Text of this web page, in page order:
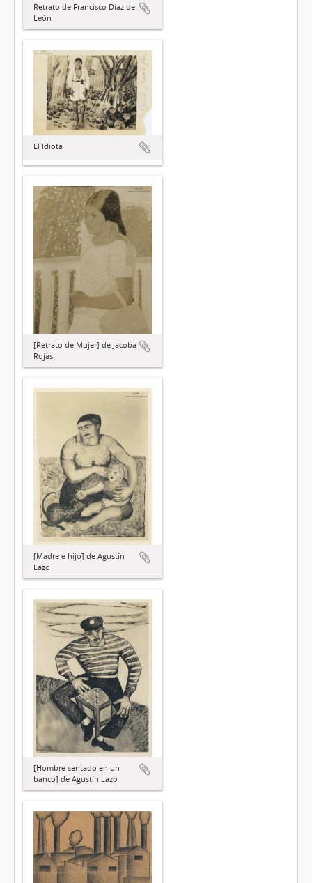
Retrato de Francisco Díaz de
León
El Idiota
[Retrato de Mujer] de Jacoba
Rojas
[Madre e hijo] de Agustín
Lazo
[Hombre sentado en un
banco] de Agustín Lazo